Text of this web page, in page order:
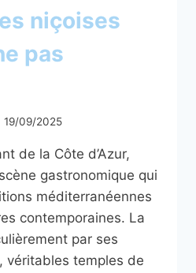
niçoises
pas
19/09/2025
de la Côte d’Azur,
gastronomique qui
méditerranéennes
contemporaines. La
par ses
véritables temples de